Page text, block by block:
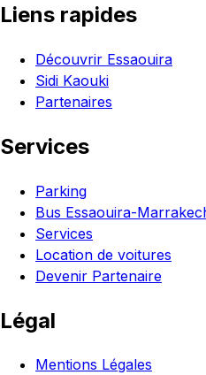
Liens rapides
Découvrir Essaouira
Sidi Kaouki
Partenaires
Services
Parking
Bus Essaouira-
Services
Location de voitures
Devenir Partenaire
Légal
Mentions Légales